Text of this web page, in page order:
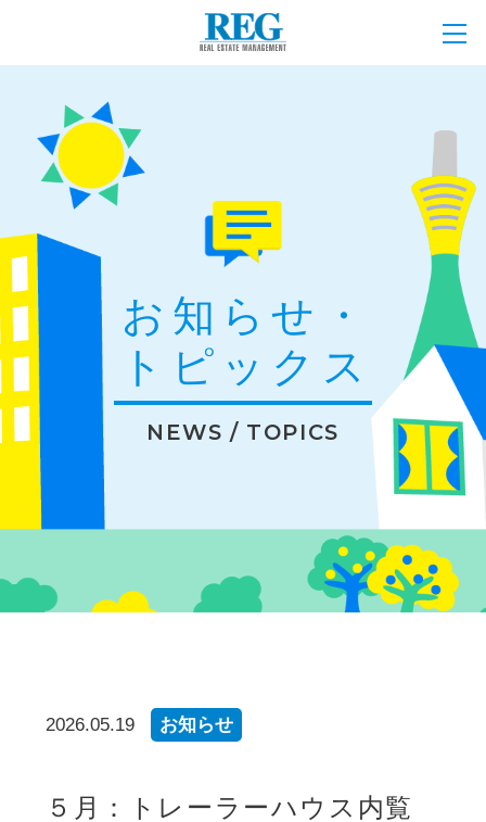
お知らせ・
トピックス
NEWS / TOPICS
2026.05.19 お知らせ
５月：トレーラーハウス内覧